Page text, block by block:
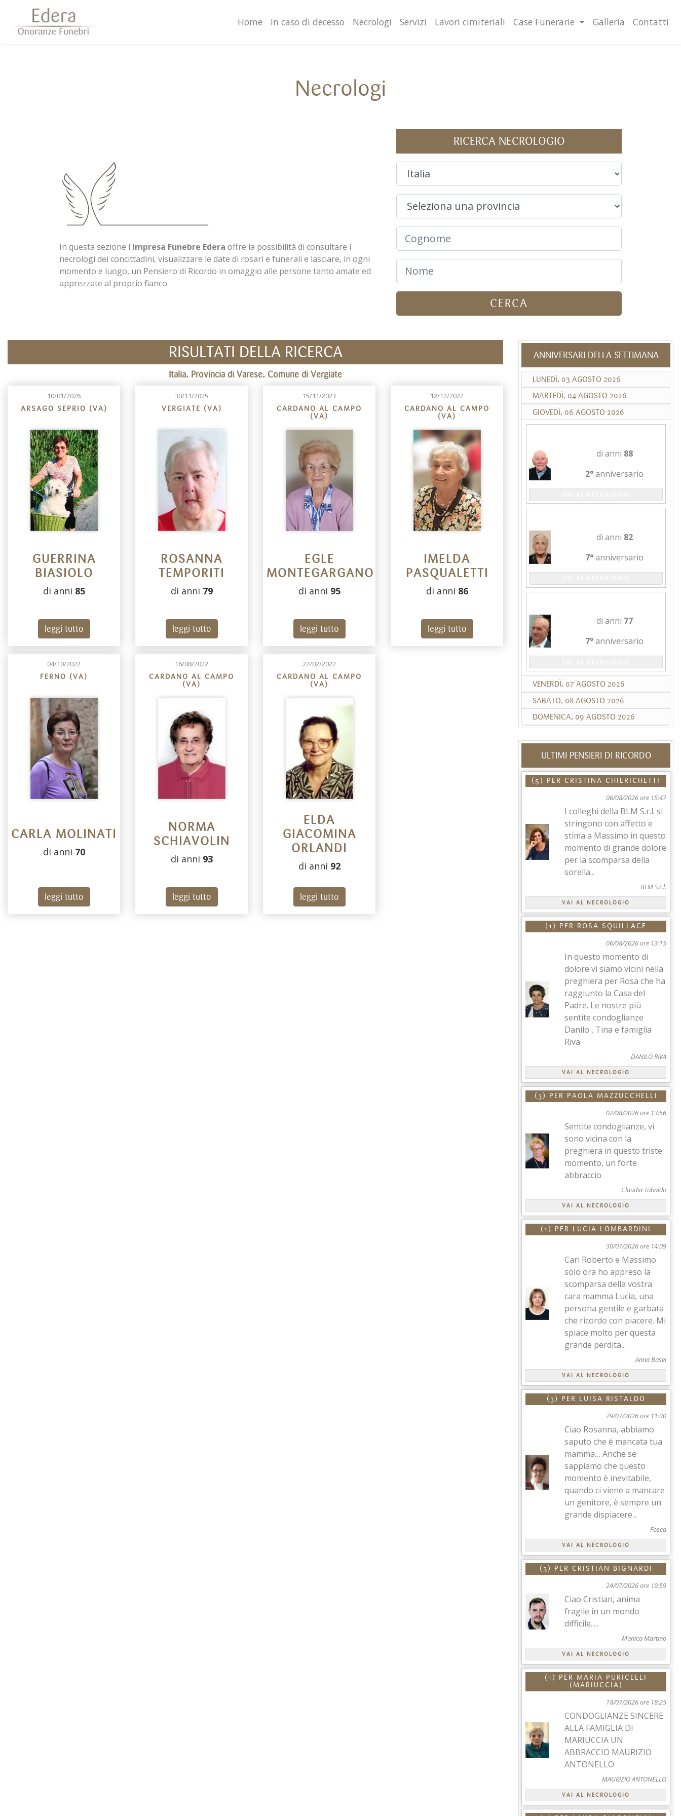
Home In caso di decesso Necrologi Servizi Lavori cimiteriali Case Funerarie Galleria Contatti
Necrologi
In questa sezione l'Impresa Funebre Edera offre la possibilità di consultare i
necrologi dei concittadini, visualizzare le date di rosari e funerali e lasciare, in ogni
momento e luogo, un Pensiero di Ricordo in omaggio alle persone tanto amate ed
apprezzate al proprio fianco.
RICERCA NECROLOGIO
CERCA
RISULTATI DELLA RICERCA
Italia, Provincia di Varese, Comune di Vergiate
10/01/2026
ARSAGO SEPRIO (VA)
GUERRINA
BIASIOLO
di anni 85
leggi tutto
30/11/2025
VERGIATE (VA)
ROSANNA
TEMPORITI
di anni 79
leggi tutto
15/11/2023
CARDANO AL CAMPO
(VA)
EGLE
MONTEGARGANO
di anni 95
leggi tutto
12/12/2022
CARDANO AL CAMPO
(VA)
IMELDA
PASQUALETTI
di anni 86
leggi tutto
04/10/2022
FERNO (VA)
CARLA MOLINATI
di anni 70
leggi tutto
16/08/2022
CARDANO AL CAMPO
(VA)
NORMA
SCHIAVOLIN
di anni 93
leggi tutto
22/02/2022
CARDANO AL CAMPO
(VA)
ELDA
GIACOMINA
ORLANDI
di anni 92
leggi tutto
ANNIVERSARI DELLA SETTIMANA
LUNEDÌ, 03 AGOSTO 2026
MARTEDÌ, 04 AGOSTO 2026
GIOVEDÌ, 06 AGOSTO 2026
di anni 88
2°anniversario
di anni 82
7°anniversario
di anni 77
7°anniversario
VENERDÌ, 07 AGOSTO 2026
SABATO, 08 AGOSTO 2026
DOMENICA, 09 AGOSTO 2026
ULTIMI PENSIERI DI RICORDO
(5) PER CRISTINA CHIERICHETTI
06/08/2026 ore 15:47
I colleghi della BLM S.r.l. si
stringono con affetto e
stima a Massimo in questo
momento di grande dolore
per la scomparsa della
sorella...
BLM S.r.l.
VAI AL NECROLOGIO
(1) PER ROSA SQUILLACE
06/08/2026 ore 13:15
In questo momento di
dolore vi siamo vicini nella
preghiera per Rosa che ha
raggiunto la Casa del
Padre. Le nostre più
sentite condoglianze
Danilo , Tina e famiglia
Riva
DANILO RIVA
VAI AL NECROLOGIO
(3) PER PAOLA MAZZUCCHELLI
02/08/2026 ore 13:56
Sentite condoglianze, vi
sono vicina con la
preghiera in questo triste
momento, un forte
abbraccio
Claudia Tubaldo
VAI AL NECROLOGIO
(1) PER LUCIA LOMBARDINI
30/07/2026 ore 14:09
Cari Roberto e Massimo
solo ora ho appreso la
scomparsa della vostra
cara mamma Lucia, una
persona gentile e garbata
che ricordo con piacere. Mi
spiace molto per questa
grande perdita...
Anna Basei
VAI AL NECROLOGIO
(3) PER LUISA RISTALDO
29/07/2026 ore 11:30
Ciao Rosanna, abbiamo
saputo che è mancata tua
mamma… Anche se
sappiamo che questo
momento è inevitabile,
quando ci viene a mancare
un genitore, è sempre un
grande dispiacere...
Fosca
VAI AL NECROLOGIO
(3) PER CRISTIAN BIGNARDI
24/07/2026 ore 19:59
Ciao Cristian, anima
fragile in un mondo
difficile.....
Monica Martino
VAI AL NECROLOGIO
(1) PER MARIA PURICELLI
(MARIUCCIA)
18/07/2026 ore 18:25
CONDOGLIANZE SINCERE
ALLA FAMIGLIA DI
MARIUCCIA UN
ABBRACCIO MAURIZIO
ANTONELLO.
MAURIZIO ANTONELLO
VAI AL NECROLOGIO
Questo sito o gli strumenti terzi da questo utilizzati si avvalgono di cookie necessari al funzionamento ed utili alle finalità illustrate nella cookie policy. Chiudendo questo banner,
scorrendo questa pagina, cliccando su un link o proseguendo la navigazione in altra maniera, acconsenti all'uso dei cookie. Ulteriori informazioni OK